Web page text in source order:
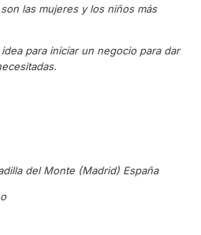
las mujeres y los niños más
para iniciar un negocio para dar
del Monte (Madrid) España